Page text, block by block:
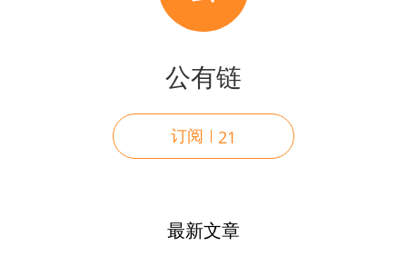
公有链
订阅 21
最新文章